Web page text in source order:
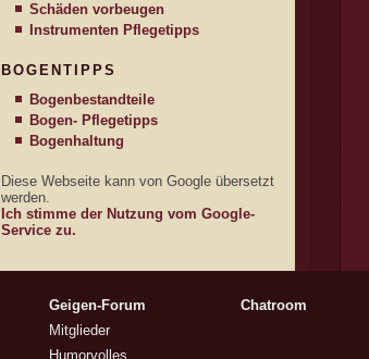
Schäden vorbeugen
Instrumenten Pflegetipps
BOGENTIPPS
Bogenbestandteile
Bogen- Pflegetipps
Bogenhaltung
Diese Webseite kann von Google übersetzt
werden.
Ich stimme der Nutzung vom Google-
Service zu.
Geigen-Forum
Mitglieder
Humorvolles
Chatroom